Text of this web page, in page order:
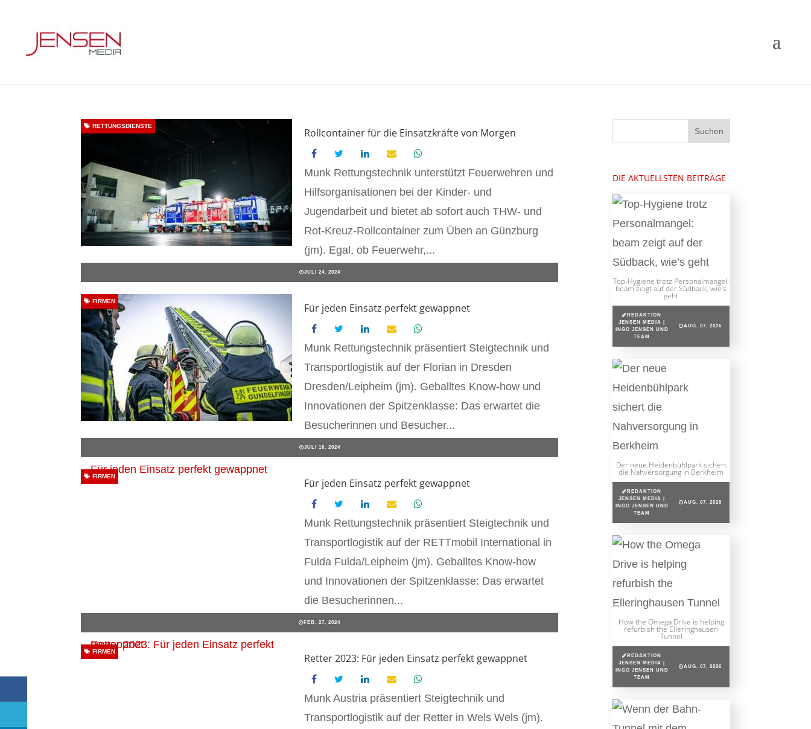
Rollcontainer für die Einsatzkräfte von Morgen
RETTUNGSDIENSTE
Munk Rettungstechnik unterstützt Feuerwehren und
Hilfsorganisationen bei der Kinder- und
Jugendarbeit und bietet ab sofort auch THW- und
Rot-Kreuz-Rollcontainer zum Üben an Günzburg
(jm). Egal, ob Feuerwehr,...
JULI 24, 2024
Für jeden Einsatz perfekt gewappnet
FIRMEN
Munk Rettungstechnik präsentiert Steigtechnik und
Transportlogistik auf der Florian in Dresden
Dresden/Leipheim (jm). Geballtes Know-how und
Innovationen der Spitzenklasse: Das erwartet die
Besucherinnen und Besucher...
JULI 16, 2024
Für jeden Einsatz perfekt gewappnet
FIRMEN
Munk Rettungstechnik präsentiert Steigtechnik und
Transportlogistik auf der RETTmobil International in
Fulda Fulda/Leipheim (jm). Geballtes Know-how
und Innovationen der Spitzenklasse: Das erwartet
die Besucherinnen...
FEB. 27, 2024
Retter 2023: Für jeden Einsatz perfekt gewappnet
FIRMEN
Munk Austria präsentiert Steigtechnik und
Transportlogistik auf der Retter in Wels Wels (jm).
DIE AKTUELLSTEN BEITRÄGE
Top-Hygiene trotz Personalmangel:
beam zeigt auf der Südback, wie’s
geht
REDAKTION
JENSEN MEDIA |
INGO JENSEN UND
TEAM
AUG. 07, 2026
Der neue Heidenbühlpark sichert
die Nahversorgung in Berkheim
REDAKTION
JENSEN MEDIA |
INGO JENSEN UND
TEAM
AUG. 07, 2026
How the Omega Drive is helping
refurbish the Elleringhausen
Tunnel
REDAKTION
JENSEN MEDIA |
INGO JENSEN UND
TEAM
AUG. 07, 2026